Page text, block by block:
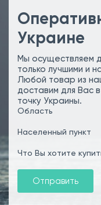
Украине
Мы осуществляем
только лучшими и
Любой товар из
доставим для Вас
точку Украины.
Область
Населенный пункт
Что Вы хотите
Отправить